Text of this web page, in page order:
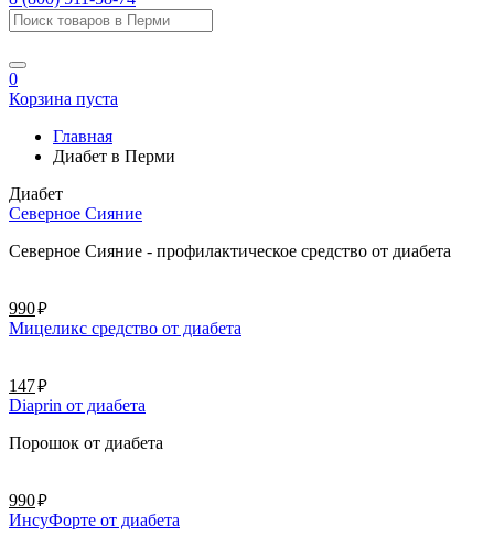
0
Корзина пуста
Главная
Диабет в Перми
Диабет
Северное Сияние
Северное Сияние - профилактическое средство от диабета
990руб.
Мицеликс средство от диабета
147руб.
Diaprin от диабета
Порошок от диабета
990руб.
ИнсуФорте от диабета